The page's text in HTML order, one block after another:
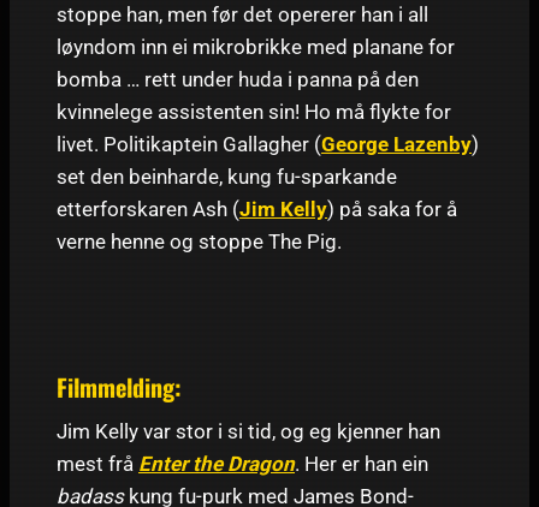
stoppe han, men før det opererer han i all
løyndom inn ei mikrobrikke med planane for
bomba … rett under huda i panna på den
kvinnelege assistenten sin! Ho må flykte for
livet. Politikaptein Gallagher (George Lazenby)
set den beinharde, kung fu-sparkande
etterforskaren Ash (Jim Kelly) på saka for å
verne henne og stoppe The Pig.
Filmmelding:
Jim Kelly var stor i si tid, og eg kjenner han
mest frå Enter the Dragon. Her er han ein
badasskung fu-purk med James Bond-